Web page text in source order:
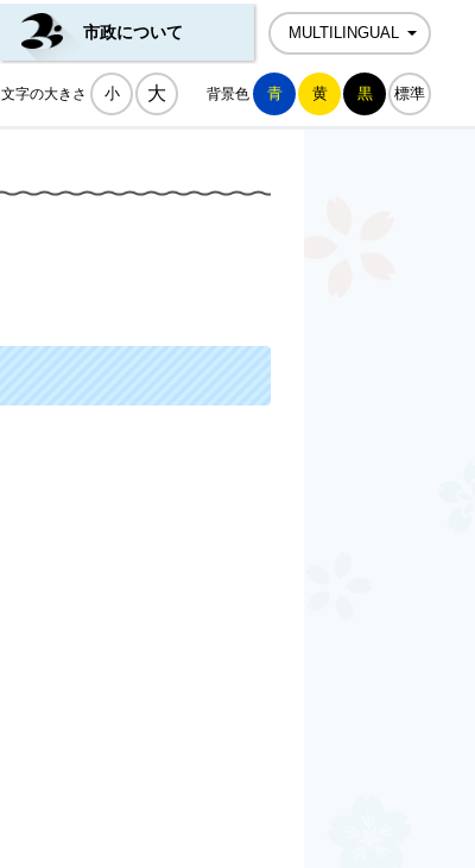
市政について MULTILINGUAL
文字の大きさ 小 大 背景色 青 黄 黒 標準